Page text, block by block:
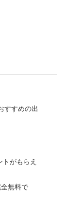
すすめの出
がもらえ
無料で